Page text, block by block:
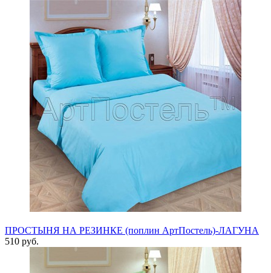
ПРОСТЫНЯ НА РЕЗИНКЕ (поплин АртПостель)-ЛАГУНА
510 руб.